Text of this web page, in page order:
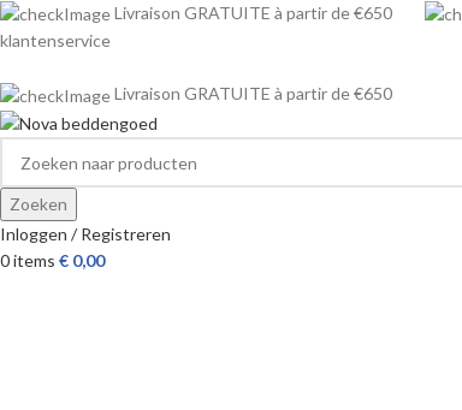
Livraison GRATUITE à partir de €650
klantenservice
Livraison GRATUITE à partir de €650
Zoeken
Inloggen / Registreren
0items € 0,00